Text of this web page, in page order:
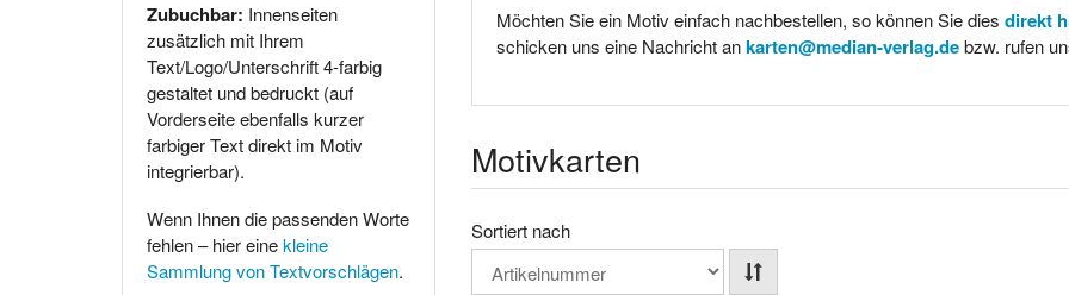
Möchten Sie ein Motiv einfach nachbestellen, so können Sie dies direkt
schicken uns eine Nachricht ankarten@median-verlag.de bzw. rufen
Motivkarten
Sortiert nach
Zubuchbar: Innenseiten
zusätzlich mit Ihrem
Text/Logo/Unterschrift 4-farbig
gestaltet und bedruckt (auf
Vorderseite ebenfalls kurzer
farbiger Text direkt im Motiv
integrierbar).
Wenn Ihnen die passenden Worte
fehlen – hier einekleine
Sammlung von Textvorschlägen.